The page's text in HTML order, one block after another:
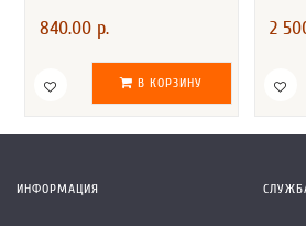
840.00 р.
В КОРЗИНУ
2
ИНФОРМАЦИЯ